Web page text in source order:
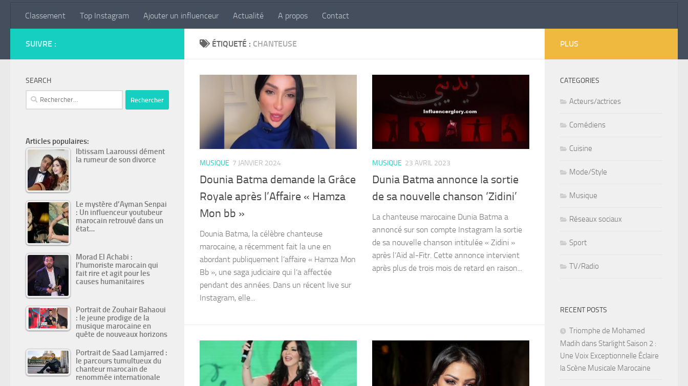
Classement Top Instagram Ajouter un influenceur Actualité A propos Contact
ÉTIQUETÉ : CHANTEUSE
MUSIQUE 7 JANVIER 2024
Dounia Batma demande la Grâce
Royale après l’Affaire « Hamza
Mon bb »
Dounia Batma, la célèbre chanteuse
marocaine, a récemment fait la une en
abordant publiquement l’affaire « Hamza Mon
Bb », une saga judiciaire qui l’a affectée
pendant des années. Dans un récent live sur
Instagram, elle...
MUSIQUE 23 AVRIL 2023
Dunia Batma annonce la sortie
de sa nouvelle chanson ‘Zidini’
La chanteuse marocaine Dunia Batma a
annoncé sur son compte Instagram la sortie
de sa nouvelle chanson intitulée « Zidini »
après l’Aïd al-Fitr. Cette annonce intervient
après plus de trois mois de retard en raison...
SUIVRE :
SEARCH
Rechercher :
Articles populaires:
Ibtissam Laaroussi dément
la rumeur de son divorce
Le mystère d’Ayman Senpai
: Un influenceur youtubeur
marocain retrouvé dans un
état…
Morad El Achabi :
l’humoriste marocain qui
fait rire et agit pour les
causes humanitaires
Portrait de Zouhair Bahaoui
: le jeune prodige de la
musique marocaine en
quête de nouveaux horizons
Portrait de Saad Lamjarred :
le parcours tumultueux du
chanteur marocain de
renommée internationale
PLUS
CATEGORIES
Acteurs/actrices
Comédiens
Cuisine
Mode/Style
Musique
Réseaux sociaux
Sport
TV/Radio
RECENT POSTS
Triomphe de Mohamed
Madih dans Starlight Saison 2 :
Une Voix Exceptionnelle Éclaire
la Scène Musicale Marocaine